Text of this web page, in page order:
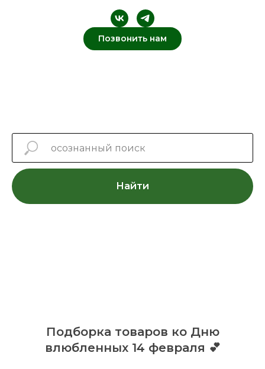
Позвонить нам
Найти
Подборка товаров ко Дню
влюбленных 14 февраля 💕